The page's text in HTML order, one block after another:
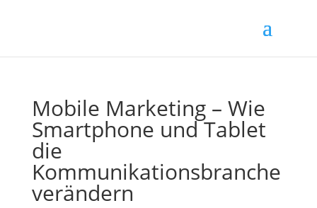
Mobile Marketing – Wie
Smartphone und Tablet
die
Kommunikationsbranche
verändern